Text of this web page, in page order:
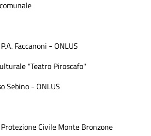
Faccanoni - ONLUS
"Teatro Piroscafo"
Sebino - ONLUS
Civile Monte Bronzone